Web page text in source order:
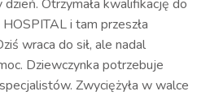
dzień. Otrzymała kwalifikację do
i tam przeszła
wraca do sił, ale nadal
Dziewczynka potrzebuje
Zwyciężyła w walce